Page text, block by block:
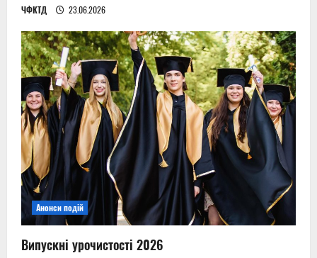
ЧФКТД 23.06.2026
Анонси подій
Випускні урочистості 2026